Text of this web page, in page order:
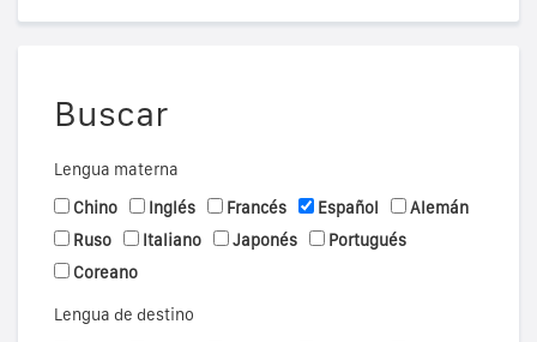
Buscar
Lengua materna
Chino
Inglés Francés Español
Alemán
Ruso
Italiano Japonés
Portugués
Coreano
Lengua de destino